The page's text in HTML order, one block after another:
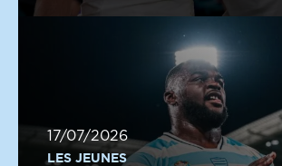
17/07/2026
LES JEUNES